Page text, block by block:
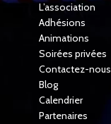
L’association
Adhésions
Animations
Soirées privées
Contactez-nous
Blog
Calendrier
Partenaires